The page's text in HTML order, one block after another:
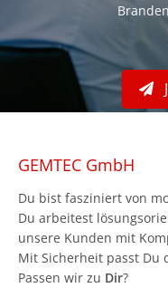
Bewerbungsformular
GEMTEC GmbH
Du bist fasziniert von
Du arbeitest
unsere Kunden mit
Mit Sicherheit passt Du
Passen wir zu Dir?